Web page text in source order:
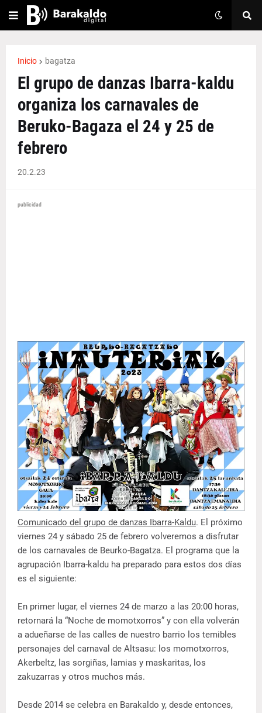
Inicio bagatza
El grupo de danzas Ibarra-kaldu
organiza los carnavales de
Beruko-Bagaza el 24 y 25 de
febrero
20.2.23
publicidad
Comunicado del grupo de danzas Ibarra-Kaldu. El próximo
viernes 24 y sábado 25 de febrero volveremos a disfrutar
de los carnavales de Beurko-Bagatza. El programa que la
agrupación Ibarra-kaldu ha preparado para estos dos días
es el siguiente:
En primer lugar, el viernes 24 de marzo a las 20:00 horas,
retornará la “Noche de momotxorros” y con ella volverán
a adueñarse de las calles de nuestro barrio los temibles
personajes del carnaval de Altsasu: los momotxorros,
Akerbeltz, las sorgiñas, lamias y maskaritas, los
zakuzarras y otros muchos más.
Desde 2014 se celebra en Barakaldo y, desde entonces,